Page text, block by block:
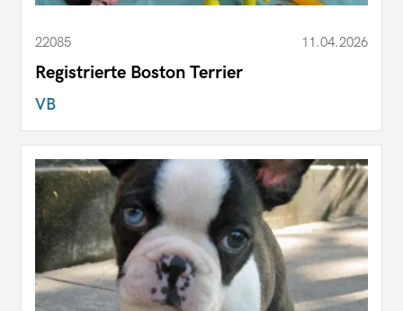
22085 11.04.2026
Registrierte Boston Terrier
VB